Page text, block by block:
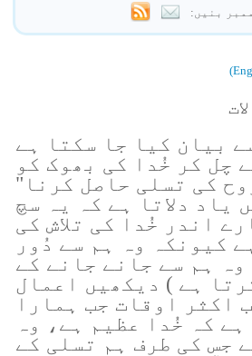
ممبر بنیں:
بیان کیا جا سکتا ہے
چل کر خُدا کی بھوک کو
کی تسلی حاصل کرنا"
63 ہمیں یاد دلاتا ہے کہ یہ سچ
اندر خُدا کی تلاش کی
کیونکہ وہ ہم سے دُور
وہ ہم سے جانے جانے کے
ہے ) دیکھیں اعمال
اکثر اوقات جب ہمارا
ہے کہ خُدا عظیم ہے، وہ
جس کی طرف ہم تسلی کے